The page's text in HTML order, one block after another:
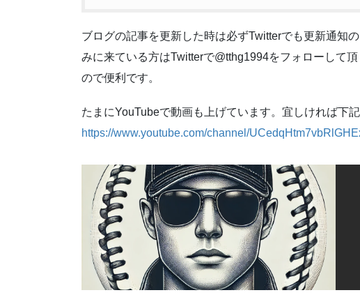
ブログの記事を更新した時は必ずTwitterでも更新通知
みに来ている方はTwitterで@tthg1994をフォローして
ので便利です。
たまにYouTubeで動画も上げています。宜しければ下記
https://www.youtube.com/channel/